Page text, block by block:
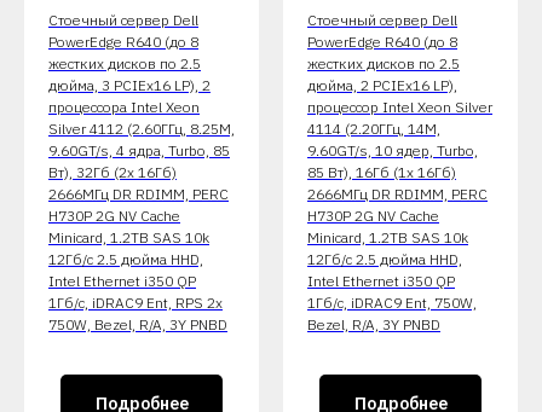
Стоечный сервер Dell
PowerEdge R640 (до 8
жестких дисков по 2.5
дюйма, 3 PCIEx16 LP), 2
процессора Intel Xeon
Silver 4112 (2.60ГГц, 8.25M,
9.60GT/s, 4 ядра, Turbo, 85
Вт), 32Гб (2x 16Гб)
2666МГц DR RDIMM, PERC
H730P 2G NV Cache
Minicard, 1.2TB SAS 10k
12Гб/c 2.5 дюйма HHD,
Intel Ethernet i350 QP
1Гб/c, iDRAC9 Ent, RPS 2x
750W, Bezel, R/A, 3Y PNBD
Подробнее
Стоечный сервер Dell
PowerEdge R640 (до 8
жестких дисков по 2.5
дюйма, 2 PCIEx16 LP),
процессор Intel Xeon Silver
4114 (2.20ГГц, 14M,
9.60GT/s, 10 ядер, Turbo,
85 Вт), 16Гб (1x 16Гб)
2666МГц DR RDIMM, PERC
H730P 2G NV Cache
Minicard, 1.2TB SAS 10k
12Гб/c 2.5 дюйма HHD,
Intel Ethernet i350 QP
1Гб/c, iDRAC9 Ent, 750W,
Bezel, R/A, 3Y PNBD
Подробнее